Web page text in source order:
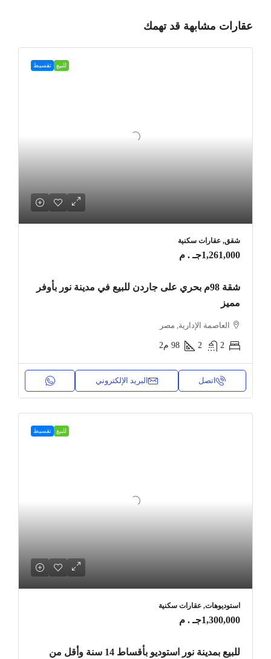
عقارات مشابهة قد تهمك
للبيع تقسيط
شقق, عقارات سكنية
1,261,000جـ . م
شقة 98م بحري على جاردن للبيع في مدينة نور بأوفر
مميز
العاصمة الإدارية, مصر
2
2
98 م2
اتصل البريد الإلكتروني
للبيع تقسيط
استوديوهات, عقارات سكنية
1,300,000جـ . م
للبيع بمدينة نور استوديو بأقساط 14 سنة وأقل من